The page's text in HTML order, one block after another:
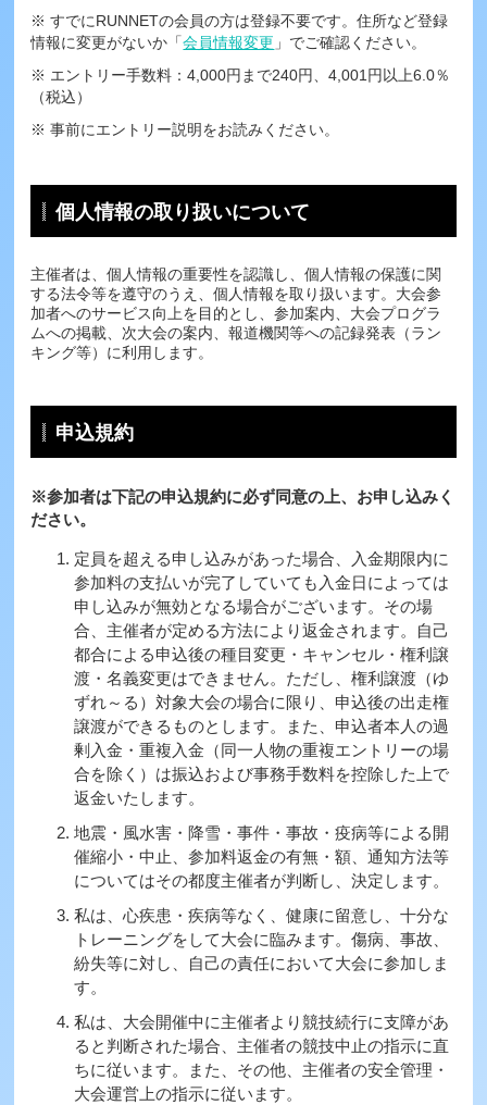
※ すでにRUNNETの会員の方は登録不要です。住所など登録
情報に変更がないか「会員情報変更 」でご確認ください。
※ エントリー手数料：4,000円まで240円、4,001円以上6.0％
（税込）
※ 事前にエントリー説明をお読みください。
個人情報の取り扱いについて
主催者は、個人情報の重要性を認識し、個人情報の保護に関
する法令等を遵守のうえ、個人情報を取り扱います。大会参
加者へのサービス向上を目的とし、参加案内、大会プログラ
ムへの掲載、次大会の案内、報道機関等への記録発表（ラン
キング等）に利用します。
申込規約
※参加者は下記の申込規約に必ず同意の上、お申し込みく
ださい。
定員を超える申し込みがあった場合、入金期限内に
参加料の支払いが完了していても入金日によっては
申し込みが無効となる場合がございます。その場
合、主催者が定める方法により返金されます。自己
都合による申込後の種目変更・キャンセル・権利譲
渡・名義変更はできません。ただし、権利譲渡（ゆ
ずれ～る）対象大会の場合に限り、申込後の出走権
譲渡ができるものとします。また、申込者本人の過
剰入金・重複入金（同一人物の重複エントリーの場
合を除く）は振込および事務手数料を控除した上で
返金いたします。
地震・風水害・降雪・事件・事故・疫病等による開
催縮小・中止、参加料返金の有無・額、通知方法等
についてはその都度主催者が判断し、決定します。
私は、心疾患・疾病等なく、健康に留意し、十分な
トレーニングをして大会に臨みます。傷病、事故、
紛失等に対し、自己の責任において大会に参加しま
す。
私は、大会開催中に主催者より競技続行に支障があ
ると判断された場合、主催者の競技中止の指示に直
ちに従います。また、その他、主催者の安全管理・
大会運営上の指示に従います。